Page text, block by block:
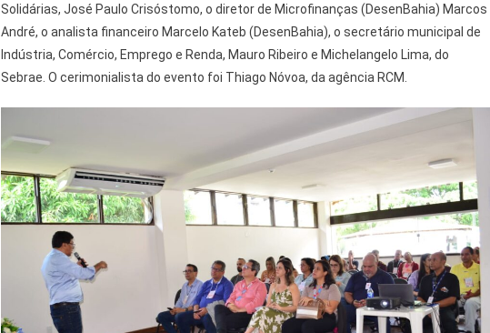
Solidárias, José Paulo Crisóstomo, o diretor de Microfinanças (DesenBahia) Marcos
André, o analista financeiro Marcelo Kateb (DesenBahia), o secretário municipal de
Indústria, Comércio, Emprego e Renda, Mauro Ribeiro e Michelangelo Lima, do
Sebrae. O cerimonialista do evento foi Thiago Nóvoa, da agência RCM.